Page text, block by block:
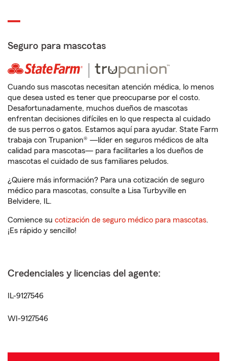
Seguro para mascotas
Cuando sus mascotas necesitan atención médica, lo menos
que desea usted es tener que preocuparse por el costo.
Desafortunadamente, muchos dueños de mascotas
enfrentan decisiones difíciles en lo que respecta al cuidado
de sus perros o gatos. Estamos aquí para ayudar. State Farm
trabaja con Trupanion® —líder en seguros médicos de alta
calidad para mascotas— para facilitarles a los dueños de
mascotas el cuidado de sus familiares peludos.
¿Quiere más información? Para una cotización de seguro
médico para mascotas, consulte a Lisa Turbyville en
Belvidere, IL.
Comience su cotización de seguro médico para mascotas.
¡Es rápido y sencillo!
Credenciales y licencias del agente:
IL-9127546
WI-9127546